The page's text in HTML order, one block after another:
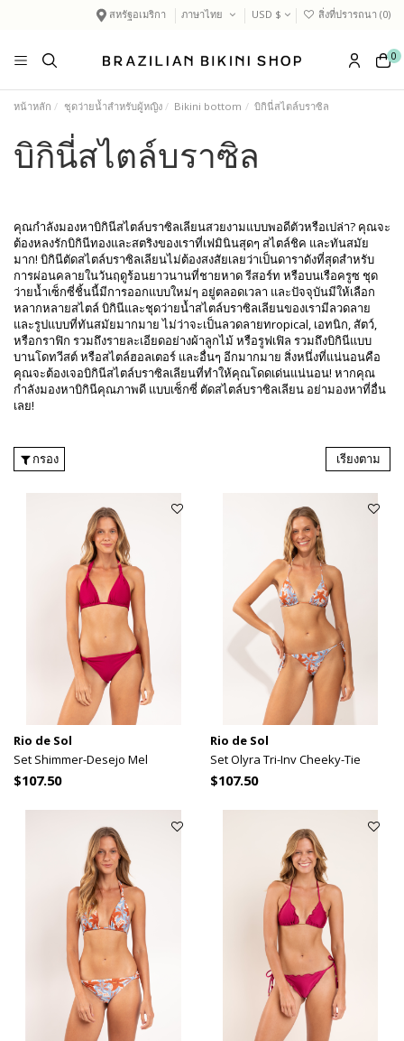
สหรัฐอเมริกา ภาษาไทย USD $ สิ่งที่ปรารถนา (0)
0
หน้าหลัก ชุดว่ายน้ำสำหรับผู้หญิง Bikini bottom บิกินี่สไตล์บราซิล
บิกินี่สไตล์บราซิล
คุณกำลังมองหาบิกินีสไตล์บราซิลเลียนสวยงามแบบพอดีตัวหรือเปล่า? คุณจะ
ต้องหลงรักบิกินีทองและสตริงของเราที่เฟมินินสุดๆ สไตล์ชิค และทันสมัย
มาก! บิกินีตัดสไตล์บราซิลเลียนไม่ต้องสงสัยเลยว่าเป็นดาราดังที่สุดสำหรับ
การผ่อนคลายในวันฤดูร้อนยาวนานที่ชายหาด รีสอร์ท หรือบนเรือครูซ ชุด
ว่ายน้ำเซ็กซี่ชิ้นนี้มีการออกแบบใหม่ๆ อยู่ตลอดเวลา และปัจจุบันมีให้เลือก
หลากหลายสไตล์ บิกินีและชุดว่ายน้ำสไตล์บราซิลเลียนของเรามีลวดลาย
และรูปแบบที่ทันสมัยมากมาย ไม่ว่าจะเป็นลวดลายทropical, เอทนิก, สัตว์,
หรือกราฟิก รวมถึงรายละเอียดอย่างผ้าลูกไม้ หรือรูฟเฟิล รวมถึงบิกินีแบบ
บานโดทวีสต์ หรือสไตล์ฮอลเตอร์ และอื่นๆ อีกมากมาย สิ่งหนึ่งที่แน่นอนคือ
คุณจะต้องเจอบิกินีสไตล์บราซิลเลียนที่ทำให้คุณโดดเด่นแน่นอน! หากคุณ
กำลังมองหาบิกินีคุณภาพดี แบบเซ็กซี่ ตัดสไตล์บราซิลเลียน อย่ามองหาที่อื่น
เลย!
กรอง เรียงตาม
Rio de Sol
Set Shimmer-Desejo Mel
$107.50
Rio de Sol
Set Olyra Tri-Inv Cheeky-Tie
$107.50